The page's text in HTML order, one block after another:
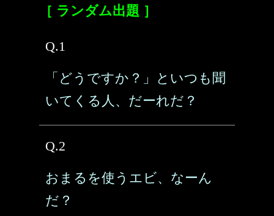
［ ランダム出題 ］
Q.1
「どうですか？」といつも聞
いてくる人、だーれだ？
Q.2
おまるを使うエビ、なーん
だ？